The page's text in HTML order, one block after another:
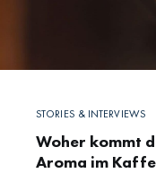
STORIES & INTERVIEWS
Woher kommt
Aroma im